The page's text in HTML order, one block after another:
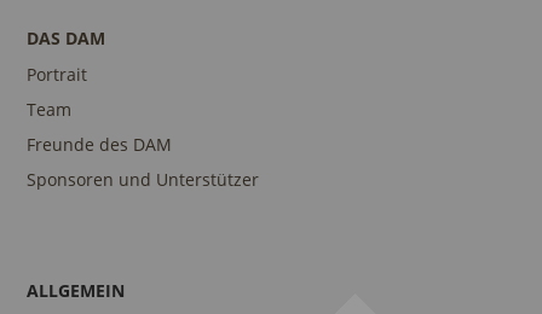
DAS DAM
Portrait
Team
Freunde des DAM
Sponsoren und Unterstützer
ALLGEMEIN